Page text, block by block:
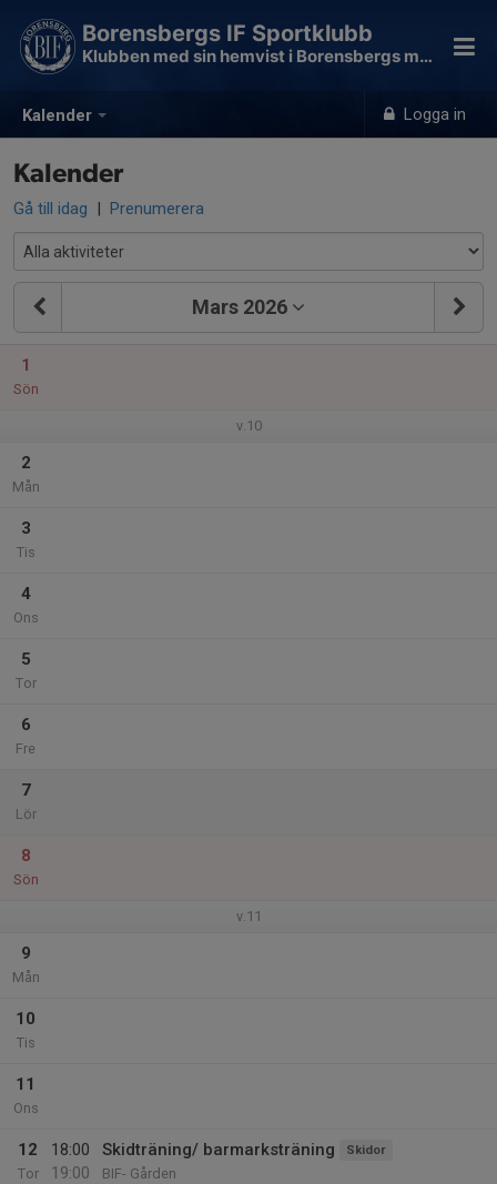
Kalender Logga in
Borensbergs IF Sportklubb
Klubben med sin hemvist i Borensbergs motionsspår
Kalender
Gå till idag | Prenumerera
Mars 2026
1
Sön
v.10
2
Mån
3
Tis
4
Ons
5
Tor
6
Fre
7
Lör
8
Sön
v.11
9
Mån
10
Tis
11
Ons
12
Tor
18:00
19:00
Skidträning/ barmarksträning Skidor
BIF- Gården